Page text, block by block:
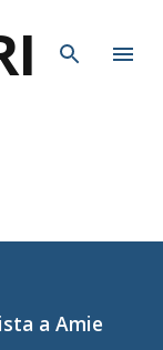
a Amie